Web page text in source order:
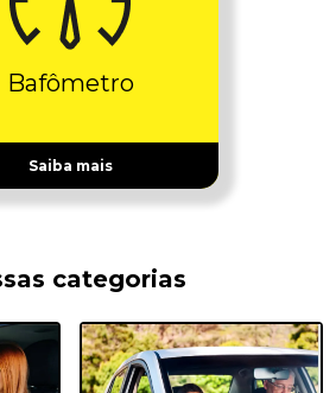
Bafômetro
Saiba mais
categorias